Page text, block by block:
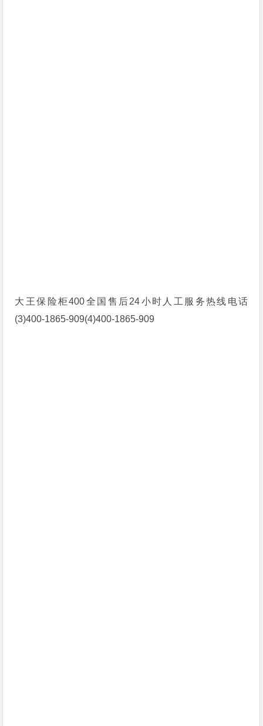
大王保险柜400全国售后24小时人工服务热线电话
(3)400-1865-909(4)400-1865-909